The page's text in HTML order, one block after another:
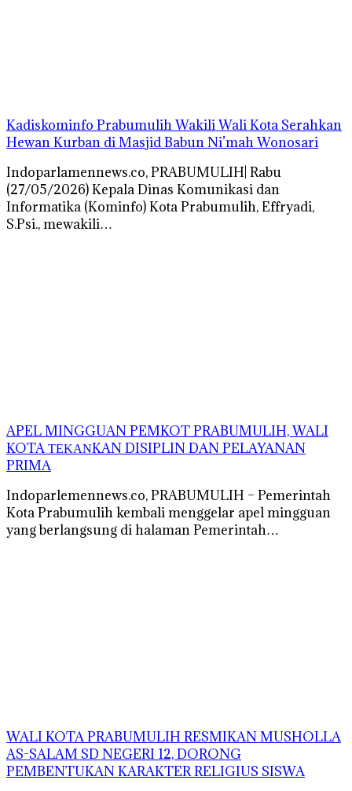
Kadiskominfo Prabumulih Wakili Wali Kota Serahkan
Hewan Kurban di Masjid Babun Ni’mah Wonosari
Indoparlamennews.co, PRABUMULIH| Rabu
(27/05/2026) Kepala Dinas Komunikasi dan
Informatika (Kominfo) Kota Prabumulih, Effryadi,
S.Psi., mewakili…
APEL MINGGUAN PEMKOT PRABUMULIH, WALI
KOTA ΤΕΚΑΝKAN DISIPLIN DAN PELAYANAN
PRIMA
Indoparlemennews.co, PRABUMULIH – Pemerintah
Kota Prabumulih kembali menggelar apel mingguan
yang berlangsung di halaman Pemerintah…
WALI KOTA PRABUMULIH RESMIKAN MUSHOLLA
AS-SALAM SD NEGERI 12, DORONG
PEMBENTUKAN KARAKTER RELIGIUS SISWA